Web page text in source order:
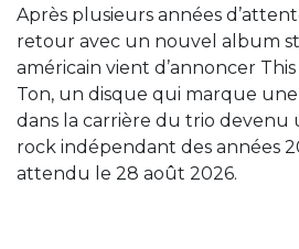
Après plusieurs années
retour avec un nouvel album
américain vient d’annoncer
Ton, un disque qui marque
dans la carrière du trio devenu
rock indépendant des années
attendu le 28 août 2026.